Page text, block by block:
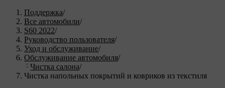
Поддержка/
Все автомобили/
S60 2022/
Руководство пользователя/
Уход и обслуживание/
Обслуживание автомобиля/
Чистка салона/
Чистка напольных покрытий и ковриков из текстиля